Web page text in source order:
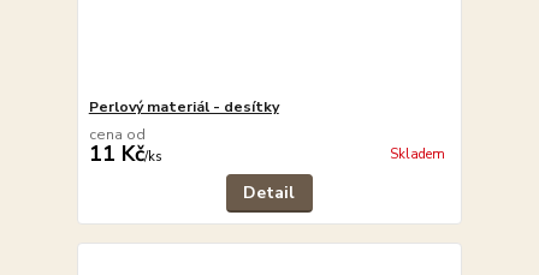
Perlový materiál - desítky
cena od
11 Kč/ks Skladem
Detail